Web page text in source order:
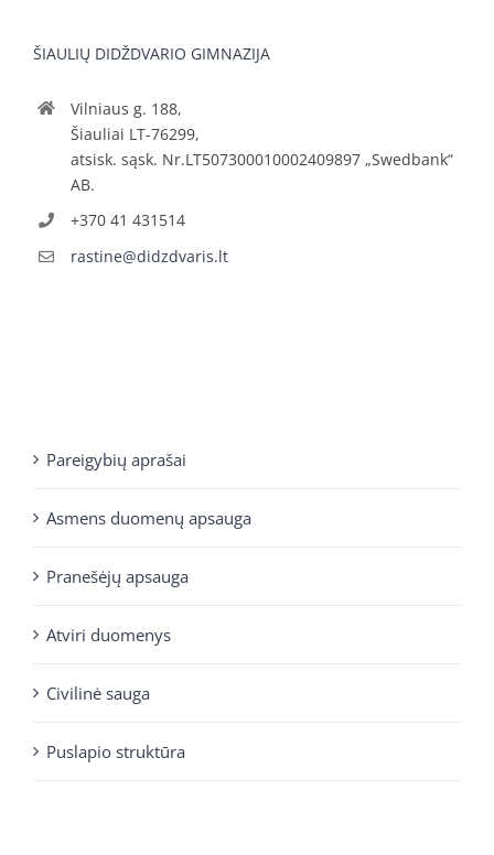
ŠIAULIŲ DIDŽDVARIO GIMNAZIJA
Vilniaus g. 188,
Šiauliai LT-76299,
atsisk. sąsk. Nr.LT507300010002409897 „Swedbank“
AB.
+370 41 431514
rastine@didzdvaris.lt
Pareigybių aprašai
Asmens duomenų apsauga
Pranešėjų apsauga
Atviri duomenys
Civilinė sauga
Puslapio struktūra